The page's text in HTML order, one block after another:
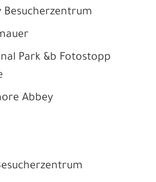
Besucherzentrum
Park &b Fotostopp
Abbey